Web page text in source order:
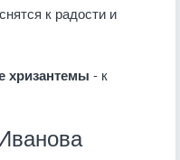
к радости и
хризантемы - к